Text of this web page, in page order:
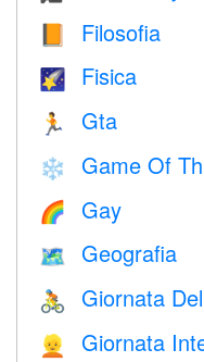
📙 Filosofia
🌠 Fisica
🏃 Gta
❄️ Game Of
🌈 Gay
🗺 Geografia
🚴 Giornata
👱 Giornata